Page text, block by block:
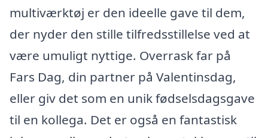
multiværktøj er den ideelle gave til dem,
der nyder den stille tilfredsstillelse ved at
være umuligt nyttige. Overrask far på
Fars Dag, din partner på Valentinsdag,
eller giv det som en unik fødselsdagsgave
til en kollega. Det er også en fantastisk